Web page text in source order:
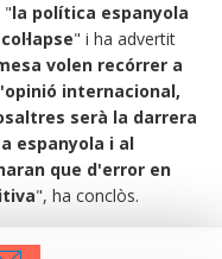
"la política espanyola
" i ha advertit
volen recórrer a
internacional,
serà la darrera
espanyola i al
que d'error en
", ha conclòs.